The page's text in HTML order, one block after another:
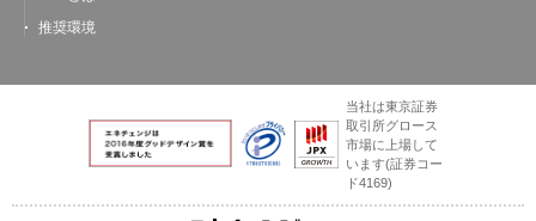
推奨環境
当社は東京証券
取引所グロース
市場に上場して
います(証券コー
ド4169)